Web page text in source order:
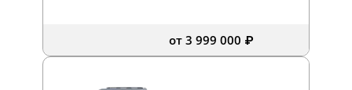
от 3 999 000 ₽